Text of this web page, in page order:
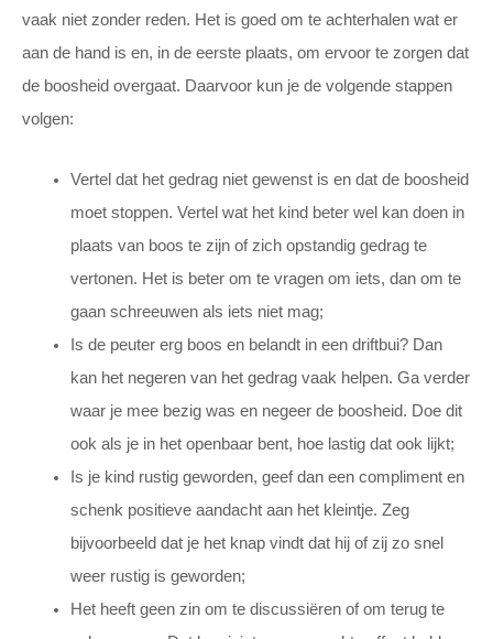
vaak niet zonder reden. Het is goed om te achterhalen wat er
aan de hand is en, in de eerste plaats, om ervoor te zorgen dat
de boosheid overgaat. Daarvoor kun je de volgende stappen
volgen:
Vertel dat het gedrag niet gewenst is en dat de boosheid
moet stoppen. Vertel wat het kind beter wel kan doen in
plaats van boos te zijn of zich opstandig gedrag te
vertonen. Het is beter om te vragen om iets, dan om te
gaan schreeuwen als iets niet mag;
Is de peuter erg boos en belandt in een driftbui? Dan
kan het negeren van het gedrag vaak helpen. Ga verder
waar je mee bezig was en negeer de boosheid. Doe dit
ook als je in het openbaar bent, hoe lastig dat ook lijkt;
Is je kind rustig geworden, geef dan een compliment en
schenk positieve aandacht aan het kleintje. Zeg
bijvoorbeeld dat je het knap vindt dat hij of zij zo snel
weer rustig is geworden;
Het heeft geen zin om te discussiëren of om terug te